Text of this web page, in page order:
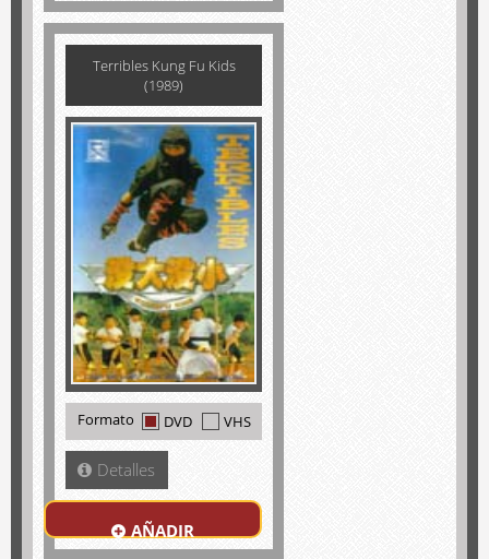
Terribles Kung Fu Kids
(1989)
Formato DVD VHS
Detalles
AÑADIR